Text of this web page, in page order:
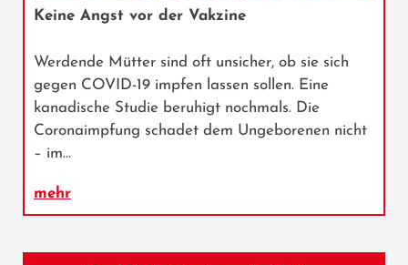
Keine Angst vor der Vakzine
Werdende Mütter sind oft unsicher, ob sie sich
gegen COVID-19 impfen lassen sollen. Eine
kanadische Studie beruhigt nochmals. Die
Coronaimpfung schadet dem Ungeborenen nicht
– im…
mehr